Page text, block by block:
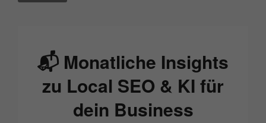
📬 Monatliche Insights
zu Local SEO & KI für
dein Business